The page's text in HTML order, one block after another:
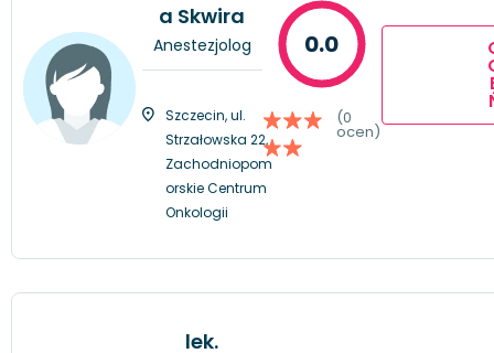
a Skwira
Anestezjolog
Szczecin, ul.
Strzałowska 22,
Zachodniopom
orskie Centrum
Onkologii
0.0
(0
ocen)
lek.